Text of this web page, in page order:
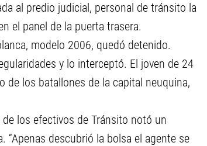
al predio judicial, personal de tránsito la
el panel de la puerta trasera.
modelo 2006, quedó detenido.
y lo interceptó. El joven de 24
de los batallones de la capital neuquina,
los efectivos de Tránsito notó un
descubrió la bolsa el agente se